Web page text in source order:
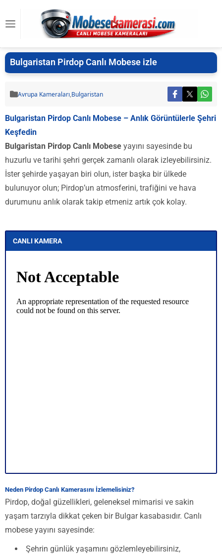
Bulgaristan Pirdop Canlı Mobese izle
Avrupa Kameraları,Bulgaristan
Bulgaristan Pirdop Canlı Mobese – Anlık Görüntülerle Şehri
Keşfedin
Bulgaristan Pirdop Canlı Mobese yayını sayesinde bu
huzurlu ve tarihi şehri gerçek zamanlı olarak izleyebilirsiniz.
İster şehirde yaşayan biri olun, ister başka bir ülkede
bulunuyor olun; Pirdop’un atmosferini, trafiğini ve hava
durumunu anlık olarak takip etmeniz artık çok kolay.
CANLI KAMERA
Neden Pirdop Canlı Kamerasını İzlemelisiniz?
Pirdop, doğal güzellikleri, geleneksel mimarisi ve sakin
yaşam tarzıyla dikkat çeken bir Bulgar kasabasıdır. Canlı
mobese yayını sayesinde:
Şehrin günlük yaşamını gözlemleyebilirsiniz,